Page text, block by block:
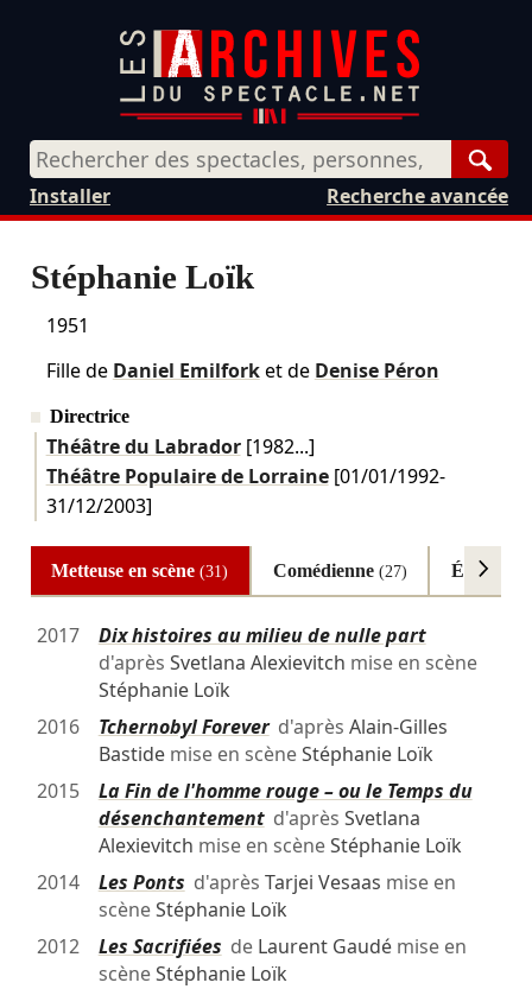
Recherche avancée
Installer
Stéphanie Loïk
1951
Fille de Daniel Emilforket de Denise Péron
Directrice
Théâtre du Labrador[1982...]
Théâtre Populaire de Lorraine[01/01/1992-
31/12/2003]
Metteuse en scène(31) Comédienne (27)
2017
Dix histoires au milieu de nulle part
d'après Svetlana Alexievitch mise en scène
Stéphanie Loïk
2016
Tchernobyl Foreverd'après Alain-Gilles
Bastidemise en scèneStéphanie Loïk
2015
La Fin de l'homme rouge – ou le Temps du
désenchantementd'après Svetlana
Alexievitch mise en scèneStéphanie Loïk
2014
Les Ponts d'après Tarjei Vesaas mise en
scèneStéphanie Loïk
2012
Les Sacrifiées de Laurent Gaudémise en
scèneStéphanie Loïk